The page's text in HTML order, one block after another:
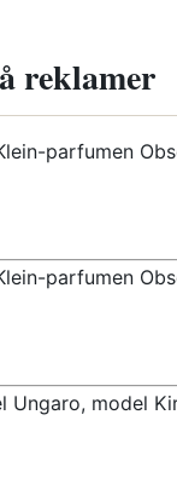
reklamer
parfumen
parfumen
Ungaro, model